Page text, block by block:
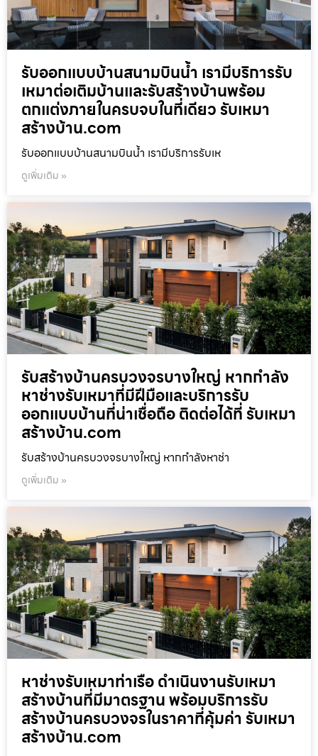
รับออกแบบบ้านสนามบินน้ำ เรามีบริการรับ
เหมาต่อเติมบ้านและรับสร้างบ้านพร้อม
ตกแต่งภายในครบจบในที่เดียว รับเหมา
สร้างบ้าน.com
รับออกแบบบ้านสนามบินน้ำ เรามีบริการรับเห
ดูเพิ่มเติม »
รับสร้างบ้านครบวงจรบางใหญ่ หากกำลัง
หาช่างรับเหมาที่มีฝีมือและบริการรับ
ออกแบบบ้านที่น่าเชื่อถือ ติดต่อได้ที่ รับเหมา
สร้างบ้าน.com
รับสร้างบ้านครบวงจรบางใหญ่ หากกำลังหาช่า
ดูเพิ่มเติม »
หาช่างรับเหมาท่าเรือ ดำเนินงานรับเหมา
สร้างบ้านที่มีมาตรฐาน พร้อมบริการรับ
สร้างบ้านครบวงจรในราคาที่คุ้มค่า รับเหมา
สร้างบ้าน.com